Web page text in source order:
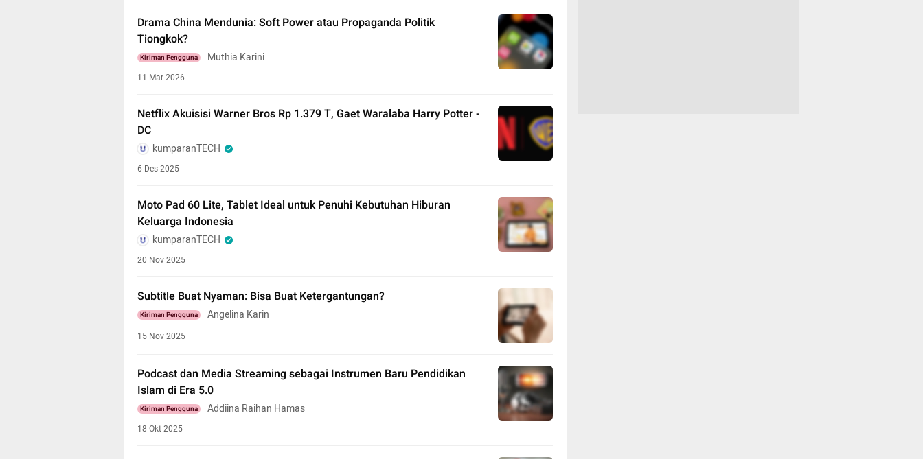
Drama China Mendunia: Soft Power atau Propaganda Politik
Tiongkok?
Kiriman Pengguna Muthia Karini
11 Mar 2026
Netflix Akuisisi Warner Bros Rp 1.379 T, Gaet Waralaba Harry Potter -
DC
kumparanTECH
6 Des 2025
Moto Pad 60 Lite, Tablet Ideal untuk Penuhi Kebutuhan Hiburan
Keluarga Indonesia
kumparanTECH
20 Nov 2025
Subtitle Buat Nyaman: Bisa Buat Ketergantungan?
Kiriman Pengguna Angelina Karin
15 Nov 2025
Podcast dan Media Streaming sebagai Instrumen Baru Pendidikan
Islam di Era 5.0
Kiriman Pengguna Addiina Raihan Hamas
18 Okt 2025